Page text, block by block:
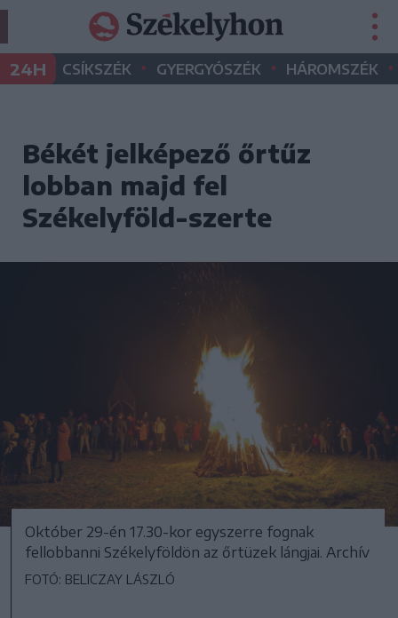
24H CSÍKSZÉK • GYERGYÓSZÉK • HÁROMSZÉK •
Békét jelképező őrtűz
lobban majd fel
Székelyföld-szerte
Október 29-én 17.30-kor egyszerre fognak
fellobbanni Székelyföldön az őrtüzek lángjai. Archív
FOTÓ: BELICZAY LÁSZLÓ